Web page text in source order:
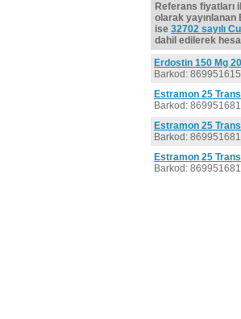
Referans fiyatları
olarak yayınlanan
ise 32702 sayılı
dahil edilerek
Erdostin 150 Mg
Barkod:
Estramon 25
Barkod:
Estramon 25
Barkod:
Estramon 25
Barkod: